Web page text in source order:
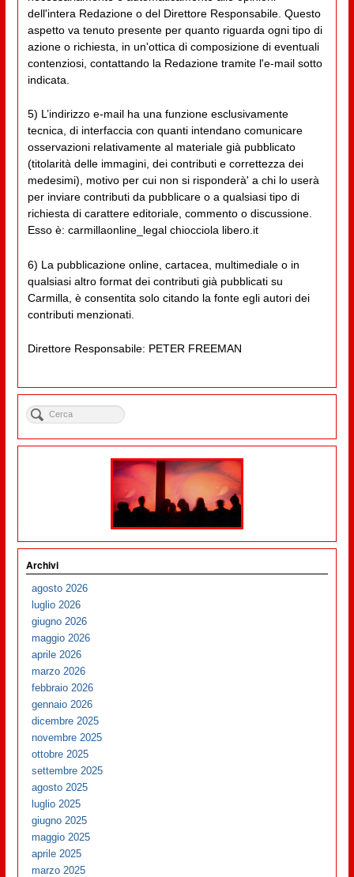
dell'intera Redazione o del Direttore Responsabile. Questo
aspetto va tenuto presente per quanto riguarda ogni tipo di
azione o richiesta, in un'ottica di composizione di eventuali
contenziosi, contattando la Redazione tramite l'e-mail sotto
indicata.
5) L’indirizzo e-mail ha una funzione esclusivamente
tecnica, di interfaccia con quanti intendano comunicare
osservazioni relativamente al materiale già pubblicato
(titolarità delle immagini, dei contributi e correttezza dei
medesimi), motivo per cui non si risponderà' a chi lo userà
per inviare contributi da pubblicare o a qualsiasi tipo di
richiesta di carattere editoriale, commento o discussione.
Esso è: carmillaonline_legal chiocciola libero.it
6) La pubblicazione online, cartacea, multimediale o in
qualsiasi altro format dei contributi già pubblicati su
Carmilla, è consentita solo citando la fonte egli autori dei
contributi menzionati.
Direttore Responsabile: PETER FREEMAN
Archivi
agosto 2026
luglio 2026
giugno 2026
maggio 2026
aprile 2026
marzo 2026
febbraio 2026
gennaio 2026
dicembre 2025
novembre 2025
ottobre 2025
settembre 2025
agosto 2025
luglio 2025
giugno 2025
maggio 2025
aprile 2025
marzo 2025